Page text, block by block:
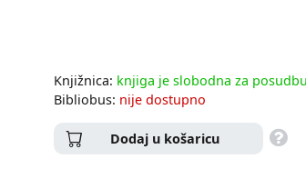
Knjižnica: knjiga je slobodna za posudbu
Bibliobus: nije dostupno
Dodaj u košaricu